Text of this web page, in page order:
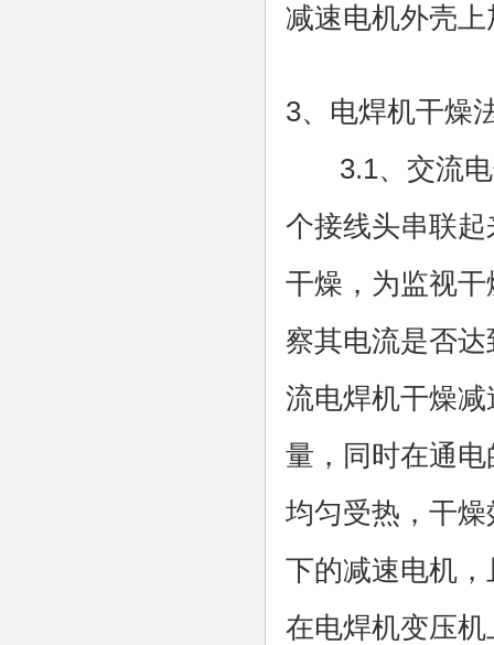
减速电机外壳
3、电焊机干燥
3.1、交流电
个接线头串联
干燥，为监视
察其电流是否
流电焊机干燥
量，同时在通
均匀受热，干
下的减速电机
在电焊机变压